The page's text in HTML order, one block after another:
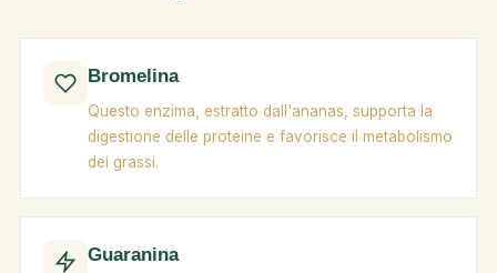
Bromelina
Questo enzima, estratto dall'ananas, supporta la
digestione delle proteine e favorisce il metabolismo
dei grassi.
Guaranina